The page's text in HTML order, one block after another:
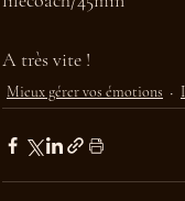
A très vite !
Mieux gérer vos émotions